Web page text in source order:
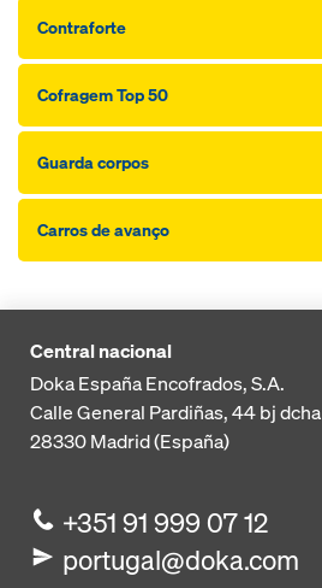
Contraforte
Cofragem Top 50
Guarda corpos
Carros de avanço
Central nacional
Doka España Encofrados, S.A.
Calle General Pardiñas, 44 bj dcha
28330Madrid (España)
+351 91 999 07 12
portugal@doka.com